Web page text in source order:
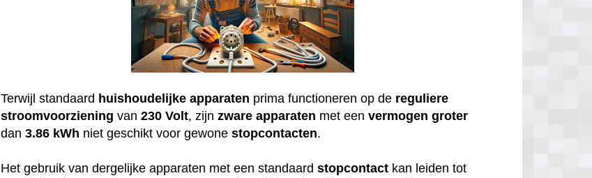
Terwijl standaard huishoudelijke apparaten prima functioneren op de reguliere
stroomvoorziening van230 Volt, zijnzware apparaten met eenvermogen groter
dan3.86 kWh niet geschikt voor gewonestopcontacten.
Het gebruik van dergelijke apparaten met een standaardstopcontact kan leiden tot